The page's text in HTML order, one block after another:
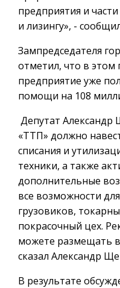
предприятия и
и лизингу», -
Зампредседателя
отметил, что в этом
предприятие уже
помощи на 108
Депутат Александр
«ТТП» должно
списания и
техники, а также
дополнительные
все возможности
грузовиков,
покрасочный цех.
можете размещать
сказал Александр
В результате